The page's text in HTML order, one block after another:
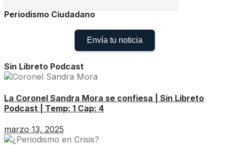
Periodismo Ciudadano
Envía tu noticia
Sin Libreto Podcast
La Coronel Sandra Mora se confiesa | Sin Libreto
Podcast | Temp: 1 Cap: 4
marzo 13, 2025